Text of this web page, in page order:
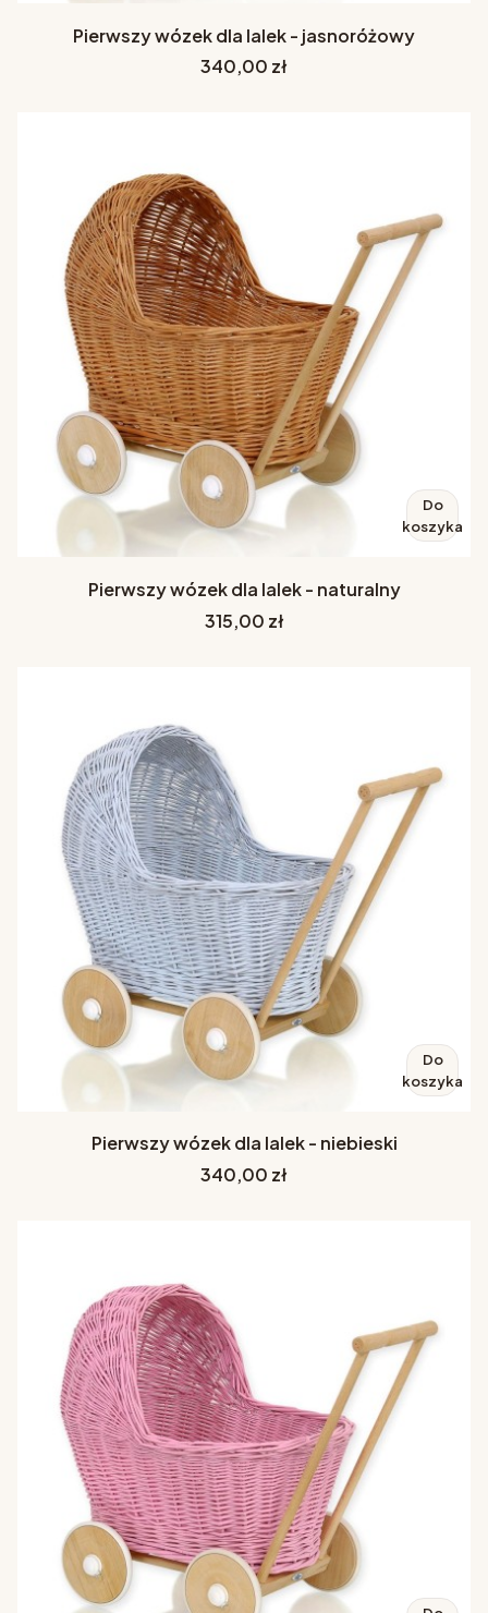
Pierwszy wózek dla lalek - jasnoróżowy
Cena
340,00 zł
Do
koszyka
Pierwszy wózek dla lalek - naturalny
Cena
315,00 zł
Do
koszyka
Pierwszy wózek dla lalek - niebieski
Cena
340,00 zł